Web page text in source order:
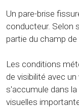
Un pare-brise
conducteur. Selon
partie du champ
Les conditions
de visibilité avec
s'accumule dans
visuelles